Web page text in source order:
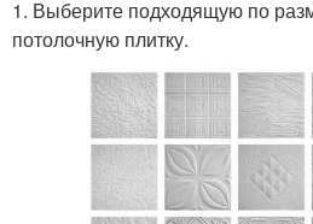
1. Выберите подходящую по
потолочную плитку.